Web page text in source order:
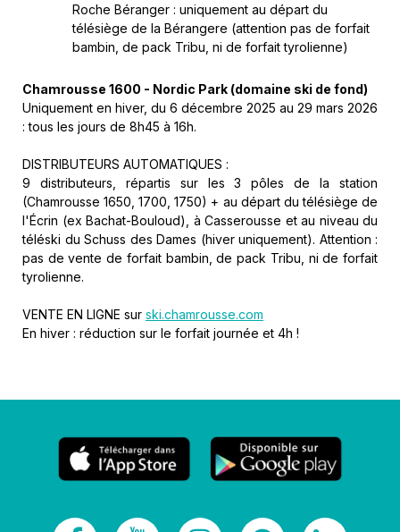
Roche Béranger : uniquement au départ du
télésiège de la Bérangere (attention pas de forfait
bambin, de pack Tribu, ni de forfait tyrolienne)
Chamrousse 1600 - Nordic Park (domaine ski de fond)
Uniquement en hiver, du 6 décembre 2025 au 29 mars 2026
: tous les jours de 8h45 à 16h.
DISTRIBUTEURS AUTOMATIQUES :
9 distributeurs, répartis sur les 3 pôles de la station
(Chamrousse 1650, 1700, 1750) + au départ du télésiège de
l'Écrin (ex Bachat-Bouloud), à Casserousse et au niveau du
téléski du Schuss des Dames (hiver uniquement). Attention :
pas de vente de forfait bambin, de pack Tribu, ni de forfait
tyrolienne.
VENTE EN LIGNE sur ski.chamrousse.com
En hiver : réduction sur le forfait journée et 4h !